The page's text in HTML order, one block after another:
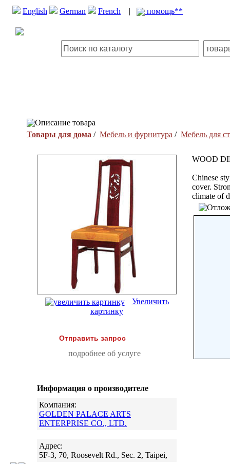
English German French | помощь**
Описание товара
Товары для дома / Мебель и фурнитура / Мебель для
Увеличить
картинку
Отправить запрос
подробнее об услуге
Информация о производителе
Компания:
GOLDEN PALACE ARTS
ENTERPRISE CO., LTD.
Адрес:
5F-3, 70, Roosevelt Rd., Sec. 2, Taipei,
WOOD
Chinese
cover.
climate of